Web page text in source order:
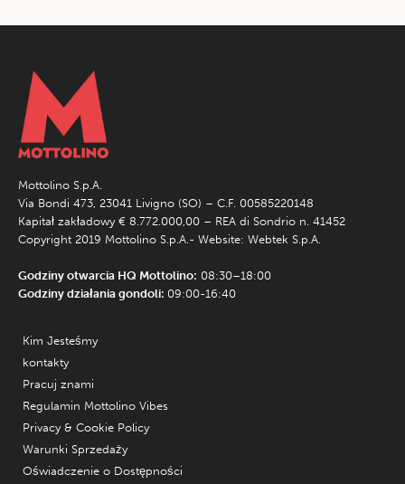
Mottolino S.p.A.
Via Bondi 473, 23041 Livigno (SO) – C.F. 00585220148
Kapitał zakładowy € 8.772.000,00 – REA di Sondrio n. 41452
Copyright 2019 Mottolino S.p.A.- Website: Webtek S.p.A.
Godziny otwarcia HQ Mottolino: 08:30–18:00
Godziny działania gondoli: 09:00-16:40
Kim Jesteśmy
kontakty
Pracuj znami
Regulamin Mottolino Vibes
Privacy & Cookie Policy
Warunki Sprzedaży
Oświadczenie o Dostępności